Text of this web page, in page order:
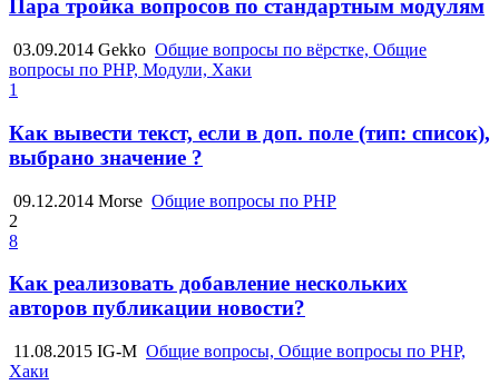
Пара тройка вопросов по стандартным модулям
03.09.2014 Gekko Общие вопросы по вёрстке, Общие
вопросы по PHP, Модули, Хаки
1
Как вывести текст, если в доп. поле (тип: список),
выбрано значение ?
09.12.2014 Morse Общие вопросы по PHP
2
8
Как реализовать добавление нескольких
авторов публикации новости?
11.08.2015 IG-M Общие вопросы, Общие вопросы по PHP,
Хаки